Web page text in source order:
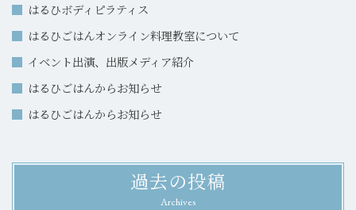
はるひボディピラティス
はるひごはんオンライン料理教室について
イベント出演、出版メディア紹介
はるひごはんからお知らせ
はるひごはんからお知らせ
過去の投稿
Archives